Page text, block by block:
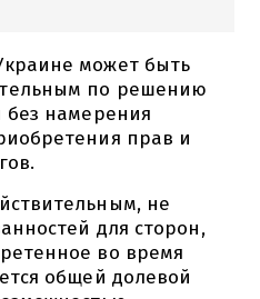
может быть
по решению
без намерения
прав и
не
для сторон,
во время
общей долевой